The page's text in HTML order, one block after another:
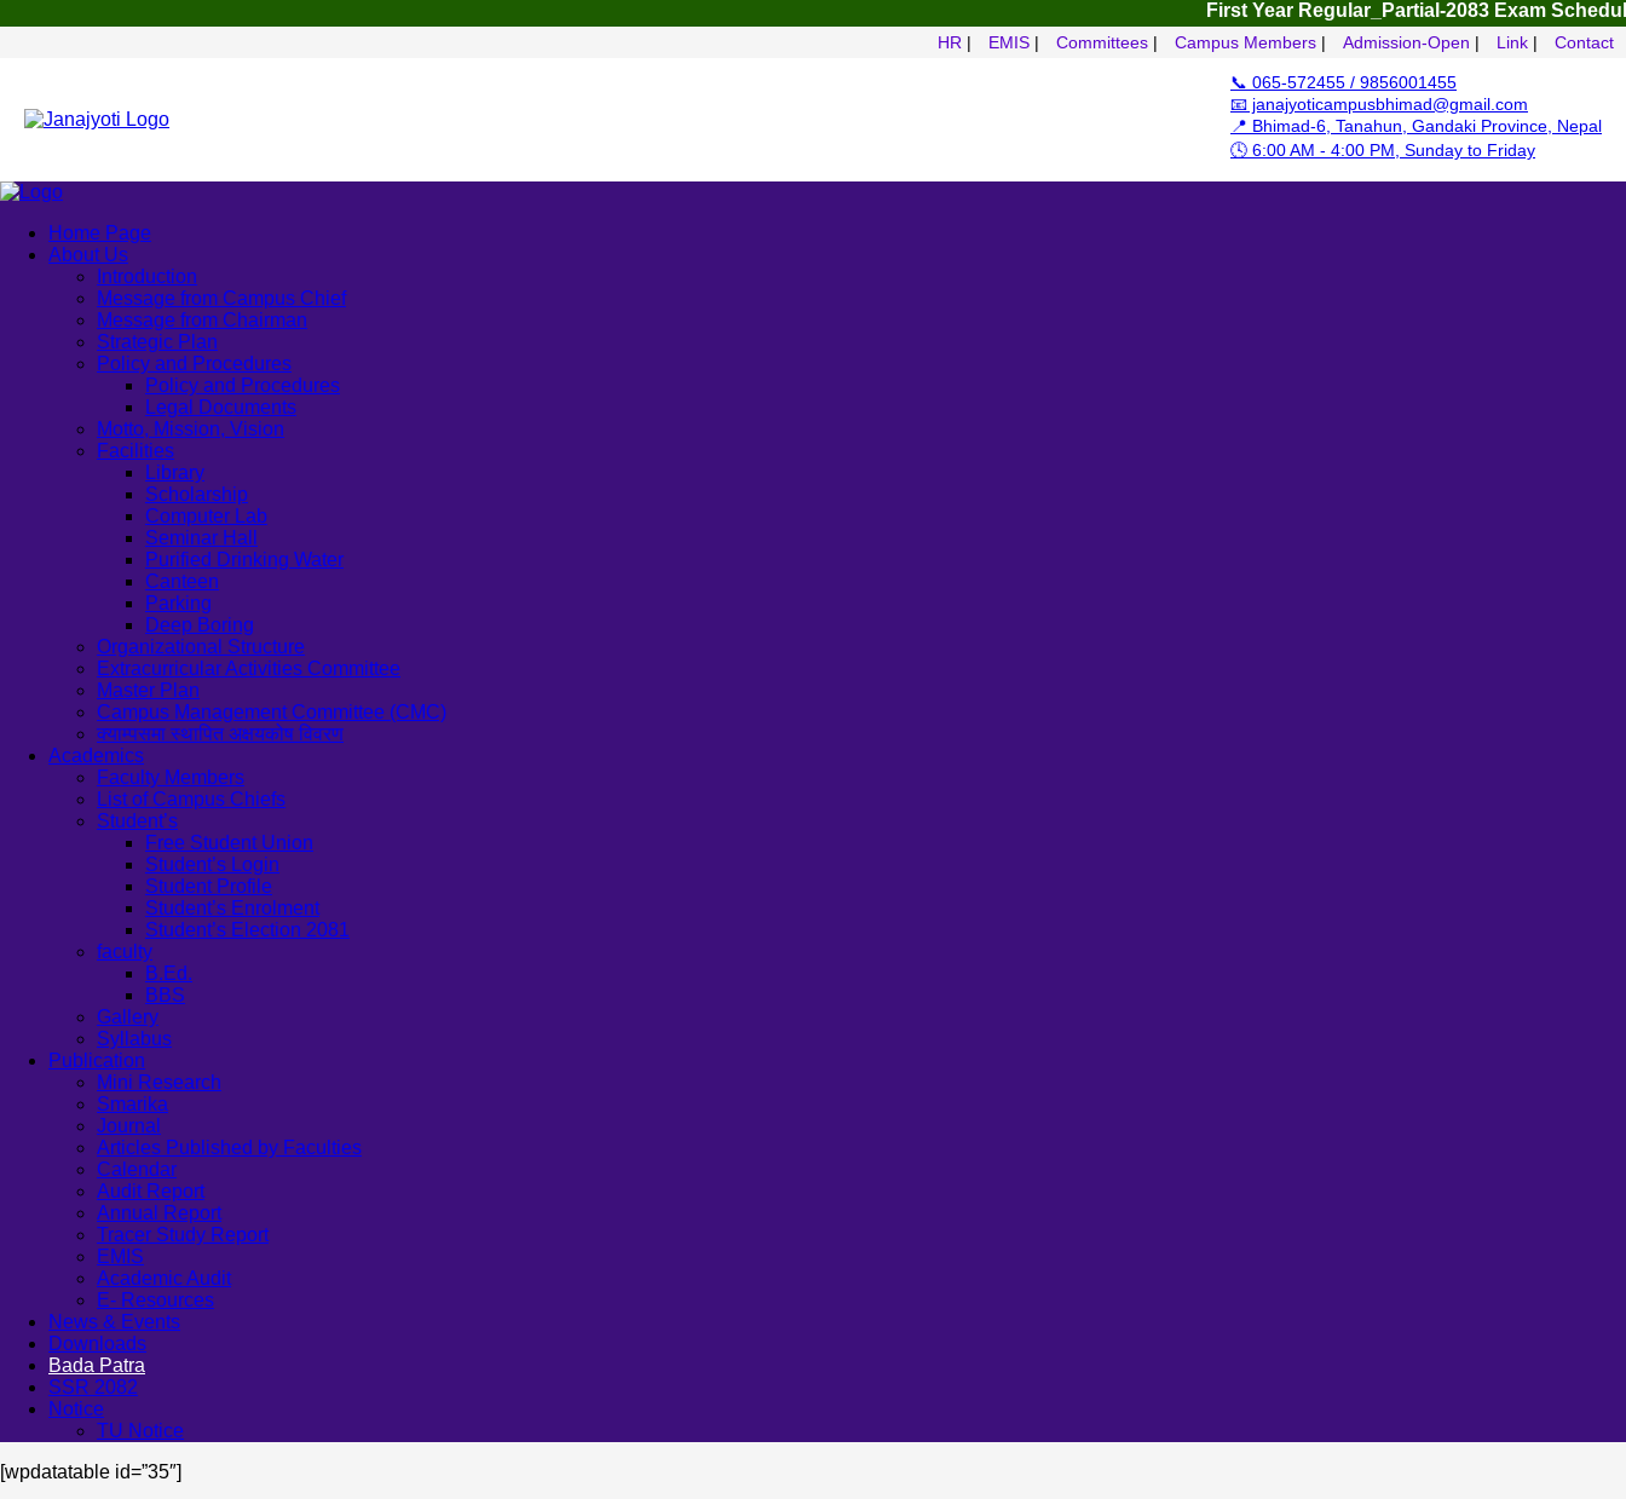
First Year Regular_Partial-2083Exam Schedule – 4
HR | EMIS | Committees | Campus Members | Admission-Open | Link | Contact
📞 065-572455 / 9856001455
📧 janajyoticampusbhimad@gmail.com
📍 Bhimad-6, Tanahun, Gandaki Province, Nepal
🕓 6:00 AM - 4:00 PM, Sunday to Friday
Home Page
About Us
Introduction
Message from Campus Chief
Message from Chairman
Strategic Plan
Policy and Procedures
Policy and Procedures
Legal Documents
Motto, Mission, Vision
Facilities
Library
Scholarship
Computer Lab
Seminar Hall
Purified Drinking Water
Canteen
Parking
Deep Boring
Organizational Structure
Extracurricular Activities Committee
Master Plan
Campus Management Committee (CMC)
क्याम्पसमा स्थापित अक्षयकोष विवरण
Academics
Faculty Members
List of Campus Chiefs
Student’s
Free Student Union
Student’s Login
Student Profile
Student’s Enrolment
Student’s Election 2081
faculty
B.Ed.
BBS
Gallery
Syllabus
Publication
Mini Research
Smarika
Journal
Articles Published by Faculties
Calendar
Audit Report
Annual Report
Tracer Study Report
EMIS
Academic Audit
E- Resources
News & Events
Downloads
Bada Patra
SSR 2082
Notice
TU Notice
[wpdatatable id=”35″]